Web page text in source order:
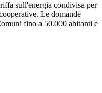
sull'energia condivisa per
Le domande
fino a 50.000 abitanti e